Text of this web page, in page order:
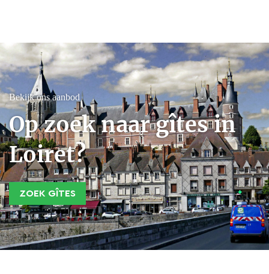
Bekijk ons aanbod
Op zoek naar gîtes in
Loiret?
ZOEK GÎTES